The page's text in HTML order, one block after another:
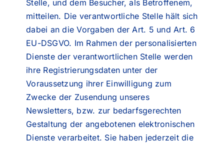
Stelle, und dem Besucher, als Betroffenem,
mitteilen. Die verantwortliche Stelle hält sich
dabei an die Vorgaben der Art. 5 und Art. 6
EU-DSGVO. Im Rahmen der personalisierten
Dienste der verantwortlichen Stelle werden
ihre Registrierungsdaten unter der
Voraussetzung ihrer Einwilligung zum
Zwecke der Zusendung unseres
Newsletters, bzw. zur bedarfsgerechten
Gestaltung der angebotenen elektronischen
Dienste verarbeitet. Sie haben jederzeit die